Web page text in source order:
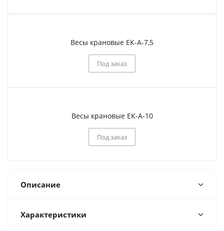
Весы крановые ЕК-А-7,5
Под заказ
Весы крановые ЕК-А-10
Под заказ
Описание
Характеристики